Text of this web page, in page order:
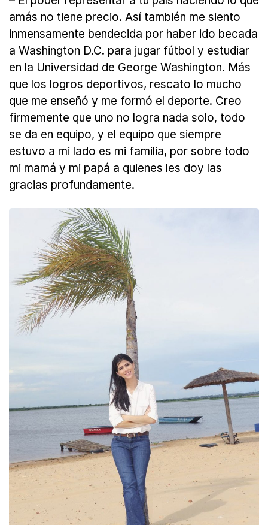
amás no tiene precio. Así también me siento
inmensamente bendecida por haber ido becada
a Washington D.C. para jugar fútbol y estudiar
en la Universidad de George Washington. Más
que los logros deportivos, rescato lo mucho
que me enseñó y me formó el deporte. Creo
firmemente que uno no logra nada solo, todo
se da en equipo, y el equipo que siempre
estuvo a mi lado es mi familia, por sobre todo
mi mamá y mi papá a quienes les doy las
gracias profundamente.